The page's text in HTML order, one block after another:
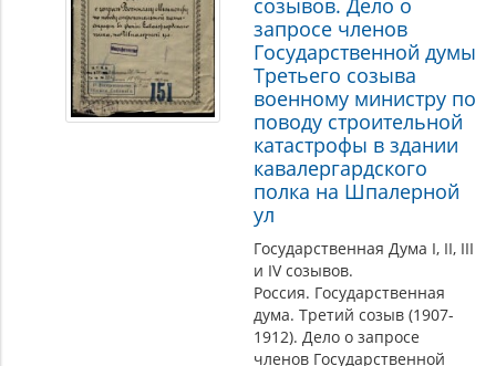
запросе членов
Государственной думы
Третьего созыва
военному министру по
поводу строительной
катастрофы в здании
кавалергардского
полка на Шпалерной
ул
Государственная Дума I, II, III
и IV созывов.
Россия. Государственная
дума. Третий созыв (1907-
1912). Дело о запросе
членов Государственной